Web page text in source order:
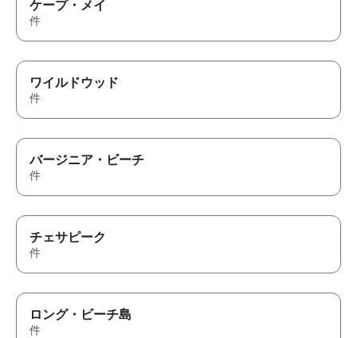
ケープ・メイ
件
ワイルドウッド
件
バージニア・ビーチ
件
チェサピーク
件
ロング・ビーチ島
件